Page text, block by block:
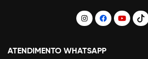
ATENDIMENTO WHATSAPP